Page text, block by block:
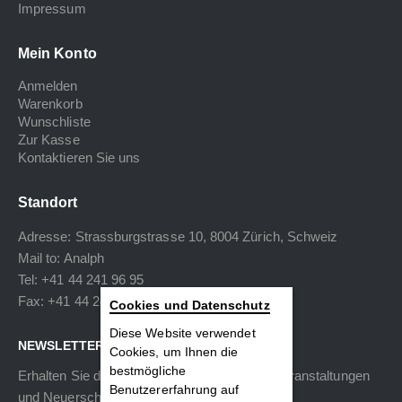
Impressum
Mein Konto
Anmelden
Warenkorb
Wunschliste
Zur Kasse
Kontaktieren Sie uns
Standort
Adresse: Strassburgstrasse 10, 8004 Zürich, Schweiz
Mail to: Analph
Tel: +41 44 241 96 95
Fax: +41 44 240 34 40
NEWSLETTER
Erhalten Sie die neuesten Informationen zu Veranstaltungen
und Neuerscheinungen.
Cookies und Datenschutz
Diese Website verwendet
Cookies, um Ihnen die
bestmögliche
Benutzererfahrung auf